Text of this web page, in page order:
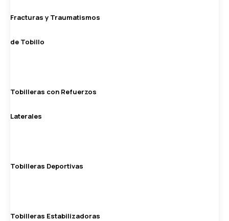
Fracturas y Traumatismos
de Tobillo
Tobilleras con Refuerzos
Laterales
Tobilleras Deportivas
Tobilleras Estabilizadoras